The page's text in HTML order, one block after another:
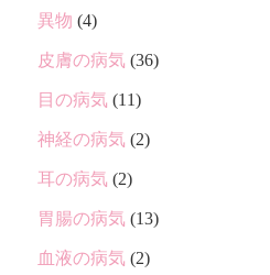
異物 (4)
皮膚の病気 (36)
目の病気 (11)
神経の病気 (2)
耳の病気 (2)
胃腸の病気 (13)
血液の病気 (2)